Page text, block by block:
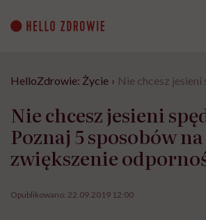
content
HelloZdrowie: Życie › Nie chcesz
Nie chcesz jesieni
Poznaj 5 sposobów na
zwiększenie
Opublikowano: 22.09.2019 12:00